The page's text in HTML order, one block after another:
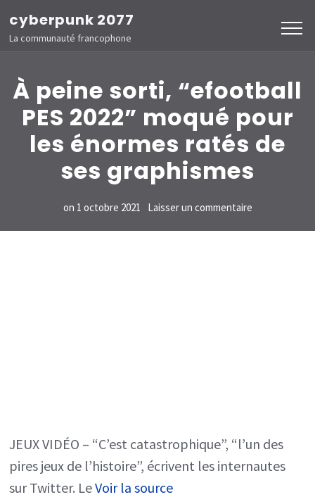
au
contenu
(Pressez
Entrée)
cyberpunk 2077
La communauté francophone
À peine sorti, “efootball
PES 2022” moqué pour
les énormes ratés de
ses graphismes
on 1 octobre 2021 Laisser un commentairesur
À
JEUX VIDÉO – “C’est catastrophique”, “l’un des
pires jeux de l’histoire”, écrivent les internautes
sur Twitter. LeVoir la source